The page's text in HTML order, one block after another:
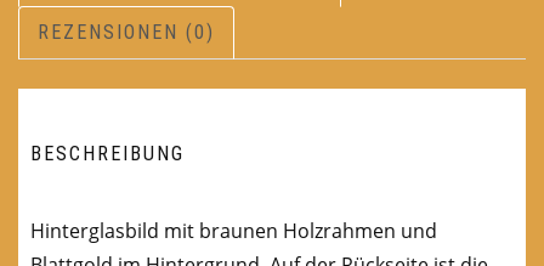
REZENSIONEN (0)
BESCHREIBUNG
Hinterglasbild mit braunen Holzrahmen und